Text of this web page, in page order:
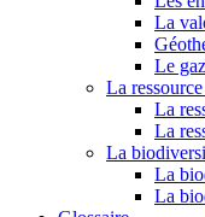
La
Le
La
La
La
La
La
La